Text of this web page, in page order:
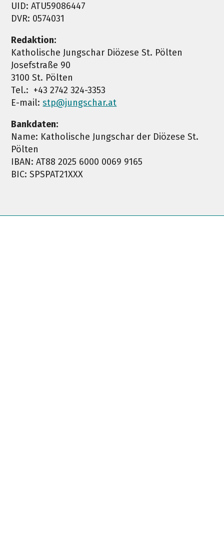
UID: ATU59086447
DVR: 0574031
Redaktion:
Katholische Jungschar Diözese St. Pölten
Josefstraße 90
3100 St. Pölten
Tel.: +43 2742 324-3353
E-mail:stp@jungschar.at
Bankdaten:
Name: Katholische Jungschar der Diözese St.
Pölten
IBAN: AT88 2025 6000 0069 9165
BIC: SPSPAT21XXX